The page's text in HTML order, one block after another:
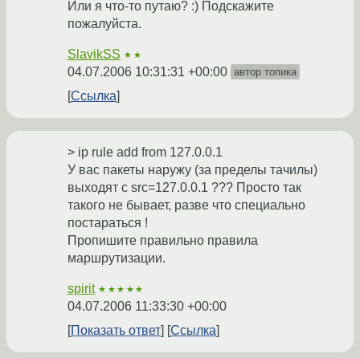
Или я что-то путаю? :) Подскажите
пожалуйста.
SlavikSS ★★
04.07.2006 10:31:31 +00:00 автор топика
Ссылка
> ip rule add from 127.0.0.1
У вас пакеты наружу (за пределы тачилы)
выходят с src=127.0.0.1 ??? Просто так
такого не бывает, разве что специально
постараться !
Пропишите правильно правила
маршрутизации.
spirit ★★★★★
04.07.2006 11:33:30 +00:00
Показать ответ
Ссылка